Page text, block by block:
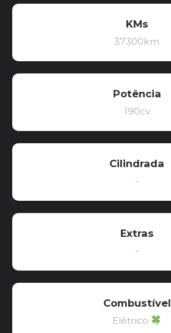
KMs
37300km
Potência
190cv
Cilindrada
-
Extras
-
Combustível
Elétrico